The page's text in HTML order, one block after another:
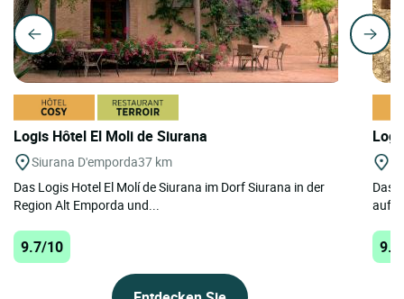
Logis Hôtel El Moli de Siurana
Siurana D'emporda37 km
Das Logis Hotel El Molí de Siurana im Dorf Siurana in der
Region Alt Emporda und...
9.7/10
Das
aufs